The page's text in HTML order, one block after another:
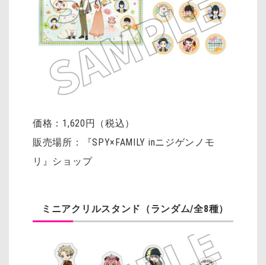
価格：1,620円（税込）
販売場所：『SPY×FAMILY inニジゲンノモ
リ』ショップ
ミニアクリルスタンド（ランダム/全8種）